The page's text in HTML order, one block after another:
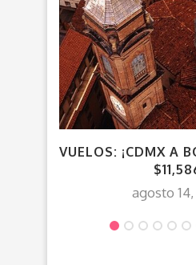
VUELOS: ¡CDMX A
agosto